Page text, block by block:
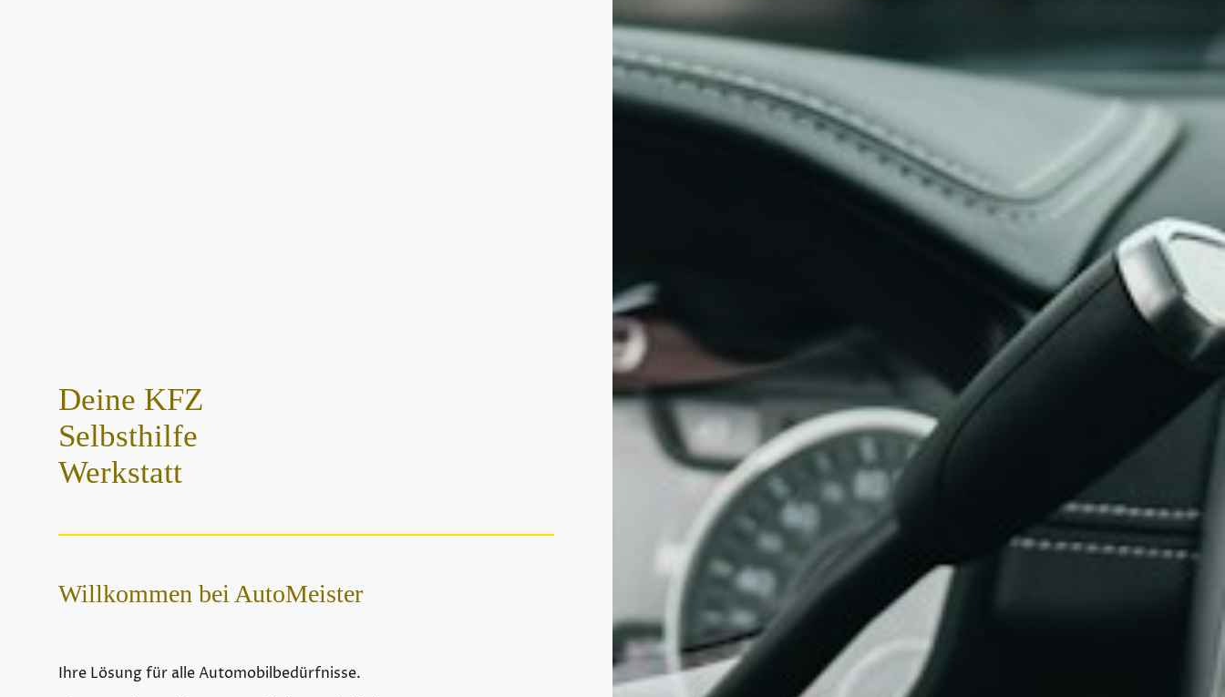
Deine KFZ
Selbsthilfe
Werkstatt
Willkommen bei AutoMeister
Ihre Lösung für alle Automobilbedürfnisse.